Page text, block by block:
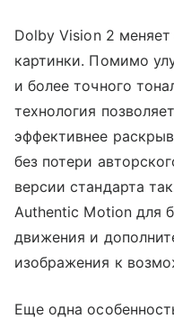
Dolby Vision 2
картинки. Помимо
и более точного
технология
эффективнее
без потери
версии стандарта
Authentic Motion для
движения и
изображения к
Еще одна